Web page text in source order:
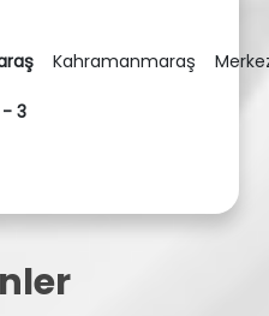
- 3
Kahramanmaraş